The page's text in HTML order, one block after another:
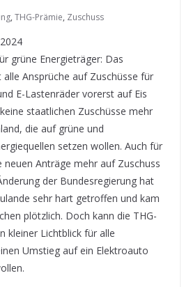
, THG-Prämie, Zuschuss
grüne Energieträger: Das
Ansprüche auf Zuschüsse für
E-Lastenräder vorerst auf Eis
staatlichen Zuschüsse mehr
die auf grüne und
setzen wollen. Auch für
neuen Anträge mehr auf Zuschuss
der Bundesregierung hat
sehr hart getroffen und kam
plötzlich. Doch kann die THG-
kleiner Lichtblick für alle
Umstieg auf ein Elektroauto